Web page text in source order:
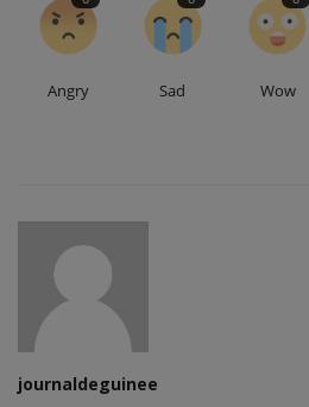
Angry Sad Wow
journaldeguinee